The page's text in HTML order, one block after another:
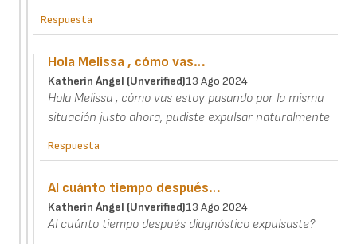
Respuesta
Hola Melissa , cómo vas…
Katherin Ángel (unverified)13 Ago 2024
Hola Melissa , cómo vas estoy pasando por la misma
situación justo ahora, pudiste expulsar naturalmente
Respuesta
Al cuánto tiempo después…
Katherin Ángel (unverified)13 Ago 2024
Al cuánto tiempo después diagnóstico expulsaste?